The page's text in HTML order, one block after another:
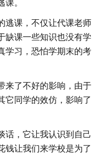
。
逃课，不仅让代课老师
缺课一些知识也没有学
学习，恐怕学期末的考
来了不好的影响，由于
它同学的效仿，影响了
话，它让我认识到自己
钱让我们来学校是为了